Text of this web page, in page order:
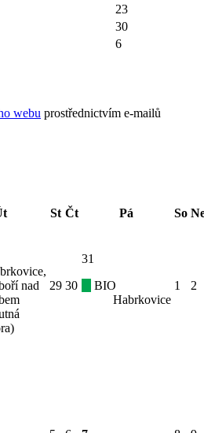
23
30
6
webu prostřednictvím e-mailů
St Čt Pá So
nad
29 30
31
BIO
Habrkovice
1 2